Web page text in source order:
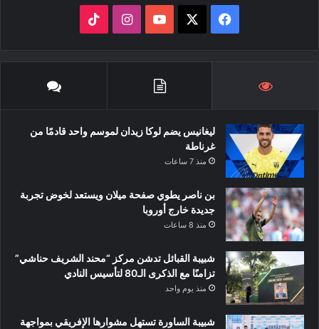
فيسبوك ‫YouTubeانستقرام
ليغانيس يضم لوكا زيدان لموسم واحد قادمًا من
غرناطة
منذ 7 ساعات
بن ناصر يطوي صفحة ميلان ويستعد لخوض تجربة
جديدة خارج أوروبا
منذ 8 ساعات
شبيبة القبائل تدشن مركز “محند الشريف حناشي”
تزامنًا مع الذكرى الـ80 لتأسيس النادي
منذ يوم واحد
شبيبة الساورة تستهل مشوارها الإفريقي بمواجهة